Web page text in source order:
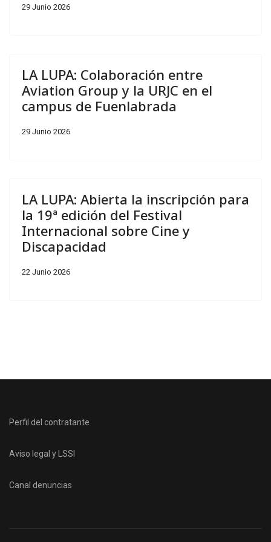
29 Junio 2026
LA LUPA: Colaboración entre
Aviation Group y la URJC en el
campus de Fuenlabrada
29 Junio 2026
LA LUPA: Abierta la inscripción para
la 19ª edición del Festival
Internacional sobre Cine y
Discapacidad
22 Junio 2026
Perfil del contratante
Aviso legal y LSSI
Canal denuncias